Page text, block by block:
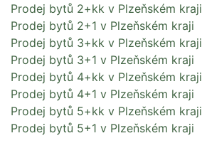
Prodej bytů 2+kk v Plzeňském kraji
Prodej bytů 2+1 v Plzeňském kraji
Prodej bytů 3+kk v Plzeňském kraji
Prodej bytů 3+1 v Plzeňském kraji
Prodej bytů 4+kk v Plzeňském kraji
Prodej bytů 4+1 v Plzeňském kraji
Prodej bytů 5+kk v Plzeňském kraji
Prodej bytů 5+1 v Plzeňském kraji